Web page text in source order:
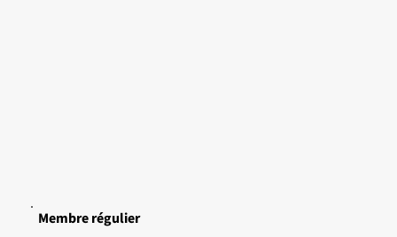
Membre régulier